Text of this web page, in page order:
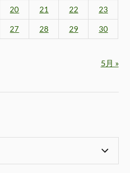
20 21 22 23
27 28 29 30
5月 »